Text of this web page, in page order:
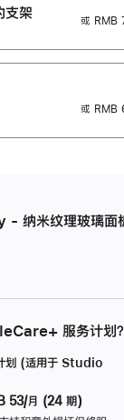
支‍架
或 RMB
或 RMB
纳米纹理玻璃面
服务计划？
划 (适用于 Studio
53/月 (24 期)